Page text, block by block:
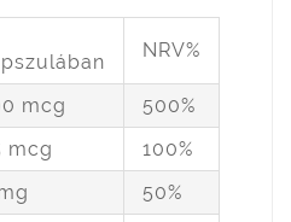
NRV%
mcg
500%
mcg
100%
50%